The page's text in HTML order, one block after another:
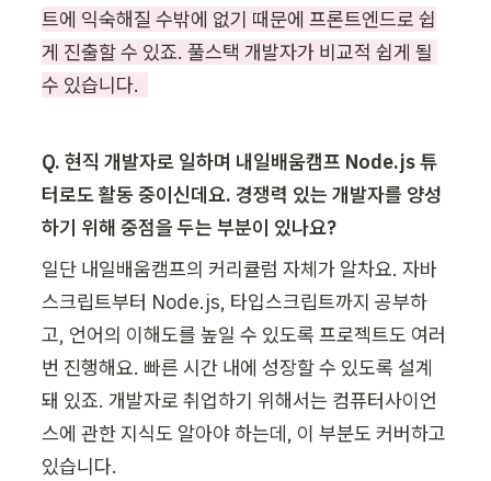
트에 익숙해질 수밖에 없기 때문에 프론트엔드로 쉽
게 진출할 수 있죠. 풀스택 개발자가 비교적 쉽게 될
수 있습니다.
Q. 현직 개발자로 일하며 내일배움캠프 Node.js 튜
터로도 활동 중이신데요. 경쟁력 있는 개발자를 양성
하기 위해 중점을 두는 부분이 있나요?
일단 내일배움캠프의 커리큘럼 자체가 알차요. 자바
스크립트부터 Node.js, 타입스크립트까지 공부하
고, 언어의 이해도를 높일 수 있도록 프로젝트도 여러
번 진행해요. 빠른 시간 내에 성장할 수 있도록 설계
돼 있죠. 개발자로 취업하기 위해서는 컴퓨터사이언
스에 관한 지식도 알아야 하는데, 이 부분도 커버하고
있습니다.